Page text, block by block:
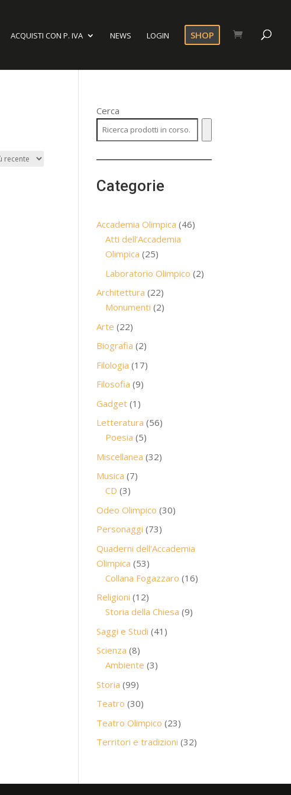
ACQUISTI CON P. IVA NEWS LOGIN SHOP
Cerca
Categorie
Accademia Olimpica 4646
Atti dell'Accademia
Olimpica 2525
prodotti
Laboratorio Olimpico 22
Architettura 2222
prodotti
Monumenti 22
Arte 2222
prodotti
Biografia 22
prodotti
Filologia 1717
Filosofia 99
Gadget 1 1
prodotto
Letteratura 5656
Poesia 55
prodotti
Miscellanea 3232
Musica 77
CD 33
prodotti
Odeo Olimpico 3030
Personaggi 7373
prodotti
Quaderni dell'Accademia
Olimpica 5353
prodotti
Collana Fogazzaro 1616
Religioni 1212
prodotti
Storia della Chiesa 99
Saggi e Studi 41 41
Scienza 88
prodotti
Ambiente 33
Storia 9999
prodotti
Teatro 3030
prodotti
Teatro Olimpico 2323
prodotti
Territori e tradizioni 3232